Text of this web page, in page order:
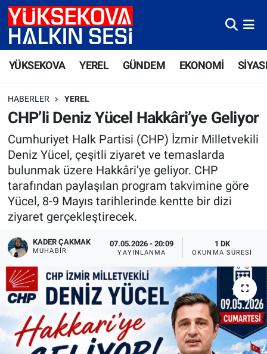
YÜKSEKOVA YEREL GÜNDEM EKONOMİ
HABERLER YEREL
CHP’li Deniz Yücel Hakkâri’ye Geliyor
Cumhuriyet Halk Partisi (CHP) İzmir Milletvekili
Deniz Yücel, çeşitli ziyaret ve temaslarda
bulunmak üzere Hakkâri’ye geliyor. CHP
tarafından paylaşılan program takvimine göre
Yücel, 8-9 Mayıs tarihlerinde kentte bir dizi
ziyaret gerçekleştirecek.
KADER ÇAKMAK
MUHABİR
07.05.2026 - 20:09
YAYINLANMA
1 DK
OKUNMA SÜRESI
Yüksekova Nöbetçi Eczaneler
Süper Lig Puan Durumu ve Fikstür
Tüm Manşetler
Son Dakika Haberleri
Haber Arşivi